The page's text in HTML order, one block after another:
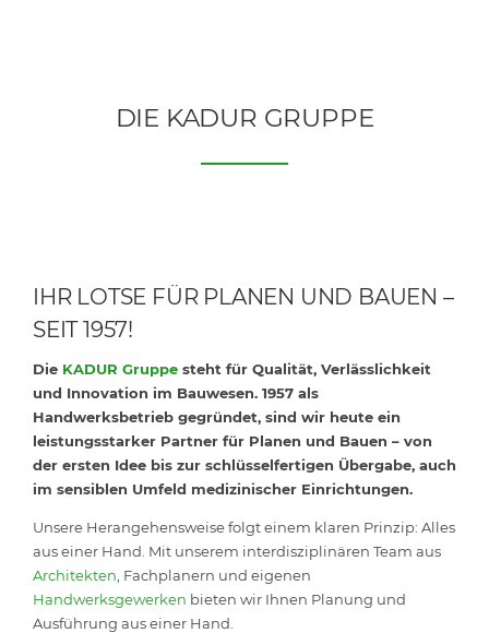
DIE KADUR GRUPPE
IHR LOTSE FÜR PLANEN UND BAUEN –
SEIT 1957!
Die KADUR Gruppe steht für Qualität, Verlässlichkeit
und Innovation im Bauwesen. 1957 als
Handwerksbetrieb gegründet, sind wir heute ein
leistungsstarker Partner für Planen und Bauen – von
der ersten Idee bis zur schlüsselfertigen Übergabe, auch
im sensiblen Umfeld medizinischer Einrichtungen.
Unsere Herangehensweise folgt einem klaren Prinzip: Alles
aus einer Hand. Mit unserem interdisziplinären Team aus
Architekten , Fachplanern und eigenen
Handwerksgewerken bieten wir Ihnen Planung und
Ausführung aus einer Hand.